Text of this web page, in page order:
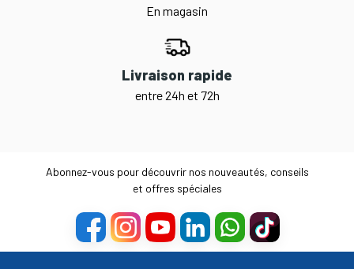
En magasin
Livraison rapide
entre 24h et 72h
Abonnez-vous pour découvrir nos nouveautés, conseils
et offres spéciales